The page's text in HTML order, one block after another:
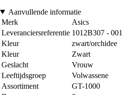
Aanvullende informatie
Merk
Asics
Leveranciersreferentie 1012B307 - 001
Kleur
zwart/orchidee
Kleur
Zwart
Geslacht
Vrouw
Leeftijdsgroep
Volwassene
Assortiment
GT-1000